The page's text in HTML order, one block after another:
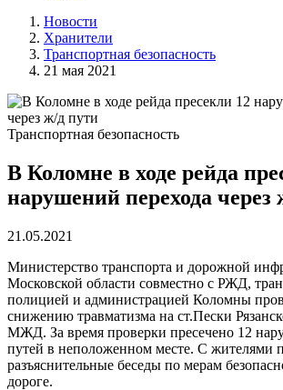
Новости
Хранители
Транспортная безопасность
21 мая 2021
Транспортная безопасность
В Коломне в ходе рейда
нарушений перехода через
21.05.2021
Министерство транспорта и дорожной
Московской области совместно с РЖД,
полицией и администрацией Коломны
снижению травматизма на ст.Пески
МЖД. За время проверки пресечено 12
путей в неположенном месте. С жителями
разъяснительные беседы по мерам
дороге.